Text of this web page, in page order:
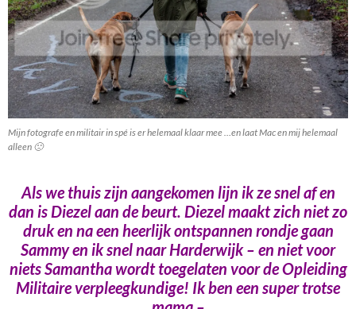
Mijn fotografe en militair in spé is er helemaal klaar mee …en laat Mac en mij helemaal
alleen 🙁
Als we thuis zijn aangekomen lijn ik ze snel af en
dan is Diezel aan de beurt. Diezel maakt zich niet zo
druk en na een heerlijk ontspannen rondje gaan
Sammy en ik snel naar Harderwijk – en niet voor
niets Samantha wordt toegelaten voor de Opleiding
Militaire verpleegkundige! Ik ben een super trotse